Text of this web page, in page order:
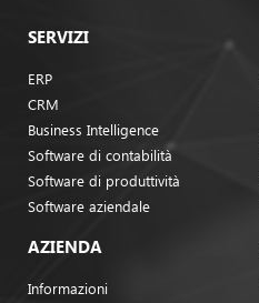
SERVIZI
ERP
CRM
Business Intelligence
Software di contabilità
Software di produttività
Software aziendale
AZIENDA
Informazioni